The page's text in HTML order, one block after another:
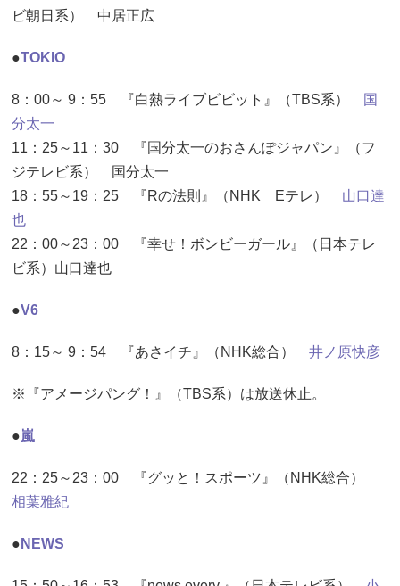
ビ朝日系） 中居正広
●TOKIO
8：00～ 9：55 『白熱ライブビビット』（TBS系）
国
分太一
11：25～11：30 『国分太一のおさんぽジャパン』（フ
ジテレビ系） 国分太一
18：55～19：25 『Rの法則』（NHK Eテレ） 山口達
也
22：00～23：00 『幸せ！ボンビーガール』（日本テレ
ビ系）山口達也
●V6
8：15～ 9：54 『あさイチ』（NHK総合） 井ノ原快彦
※『アメージパング！』（TBS系）は放送休止。
●嵐
22：25～23：00 『グッと！スポーツ』（NHK総合）
相葉雅紀
● NEWS